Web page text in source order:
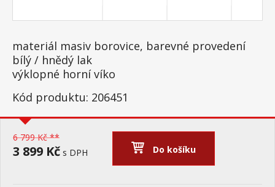
materiál masiv borovice, barevné provedení
bílý / hnědý lak
výklopné horní víko
Kód produktu: 206451
6 799 Kč **
3 899 Kč s DPH Do košíku